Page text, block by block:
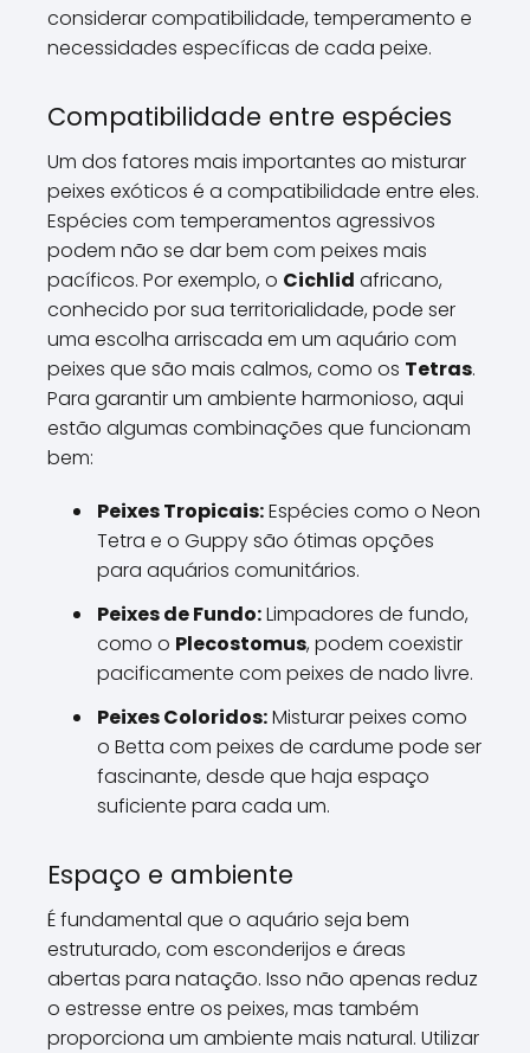
considerar compatibilidade, temperamento e
necessidades específicas de cada peixe.
Compatibilidade entre espécies
Um dos fatores mais importantes ao misturar
peixes exóticos é a compatibilidade entre eles.
Espécies com temperamentos agressivos
podem não se dar bem com peixes mais
pacíficos. Por exemplo, o Cichlid africano,
conhecido por sua territorialidade, pode ser
uma escolha arriscada em um aquário com
peixes que são mais calmos, como os Tetras.
Para garantir um ambiente harmonioso, aqui
estão algumas combinações que funcionam
bem:
Peixes Tropicais:Espécies como o Neon
Tetra e o Guppy são ótimas opções
para aquários comunitários.
Peixes de Fundo:Limpadores de fundo,
como o Plecostomus, podem coexistir
pacificamente com peixes de nado livre.
Peixes Coloridos:Misturar peixes como
o Betta com peixes de cardume pode ser
fascinante, desde que haja espaço
suficiente para cada um.
Espaço e ambiente
É fundamental que o aquário seja bem
estruturado, com esconderijos e áreas
abertas para natação. Isso não apenas reduz
o estresse entre os peixes, mas também
proporciona um ambiente mais natural. Utilizar